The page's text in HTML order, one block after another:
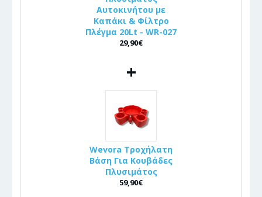
Αυτοκινήτου με
Καπάκι & Φίλτρο
Πλέγμα 20Lt - WR-027
29,90€
+
Wevora Τροχήλατη
Βάση Για Κουβάδες
Πλυσιμάτος
59,90€